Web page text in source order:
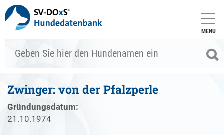
MENU
Zwinger: von der Pfalzperle
Gründungsdatum:
21.10.1974